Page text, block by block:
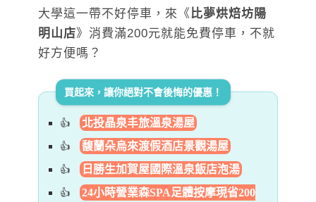
大學這一帶不好停車，來《比夢烘焙坊陽
明山店》消費滿200元就能免費停車，不就
好方便嗎？
買起來，讓你絕對不會後悔的優惠！
北投晶泉丰旅溫泉湯屋
馥蘭朵烏來渡假酒店景觀湯屋
日勝生加賀屋國際溫泉飯店泡湯
24小時營業森SPA足體按摩現省200